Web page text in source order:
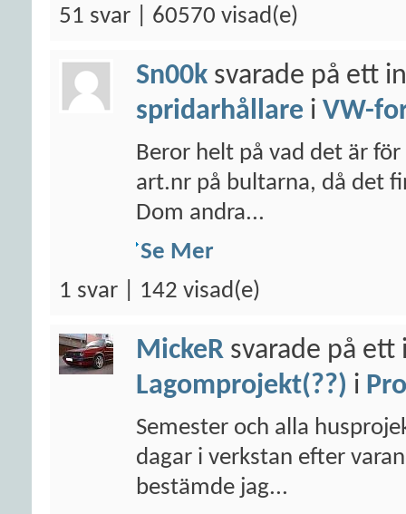
51 svar | 60570 visad(e)
Sn00k svarade på ett
spridarhållare i VW-
Beror helt på vad det är
art.nr på bultarna, då det
Dom andra...
Se Mer
1 svar | 142 visad(e)
MickeR svarade på ett
Lagomprojekt(??) i
Semester och alla
dagar i verkstan efter
bestämde jag...